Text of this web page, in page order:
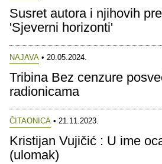
Susret autora i njihovih
'Sjeverni horizonti'
NAJAVA • 20.05.2024.
Tribina Bez cenzure
radionicama
ČITAONICA • 21.11.2023.
Kristijan Vujičić : U ime
(ulomak)